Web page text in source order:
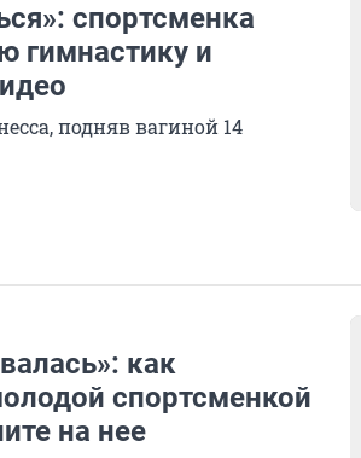
спортсменка
гимнастику и
подняв вагиной 14
как
спортсменкой
на нее